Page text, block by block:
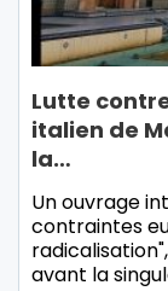
Lutte
italien de
la…
Un ouvrage
contraintes
avant la